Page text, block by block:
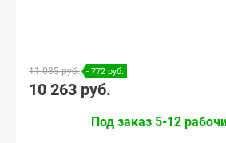
11 035 руб. - 772 руб.
10 263 руб.
Под заказ 5-12